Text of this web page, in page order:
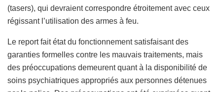
(tasers), qui devraient correspondre étroitement avec ceux
régissant l’utilisation des armes à feu.
Le report fait état du fonctionnement satisfaisant des
garanties formelles contre les mauvais traitements, mais
des préoccupations demeurent quant à la disponibilité de
soins psychiatriques appropriés aux personnes détenues